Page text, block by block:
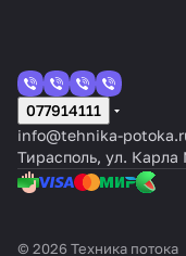
077914111
info@tehnika-
Тирасполь, ул. Карла
© 2026 Техника потока